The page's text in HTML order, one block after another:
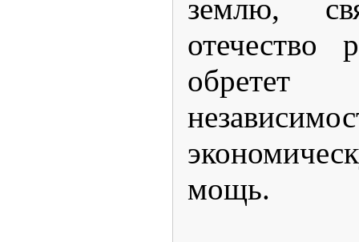
землю,
отечество
мощь.